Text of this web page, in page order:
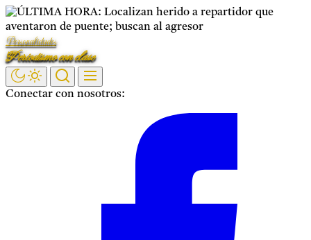
Saltar
al
contenido
Personalidades
Periodismo con clase
Conectar con nosotros: